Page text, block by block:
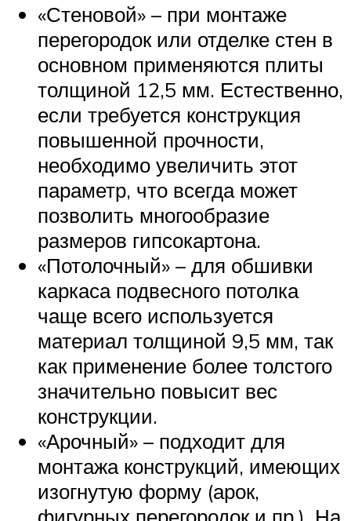
«Стеновой» – при монтаже
перегородок или отделке стен в
основном применяются плиты
толщиной 12,5 мм. Естественно,
если требуется конструкция
повышенной прочности,
необходимо увеличить этот
параметр, что всегда может
позволить многообразие
размеров гипсокартона.
«Потолочный» – для обшивки
каркаса подвесного потолка
чаще всего используется
материал толщиной 9,5 мм, так
как применение более толстого
значительно повысит вес
конструкции.
«Арочный» – подходит для
монтажа конструкций, имеющих
изогнутую форму (арок,